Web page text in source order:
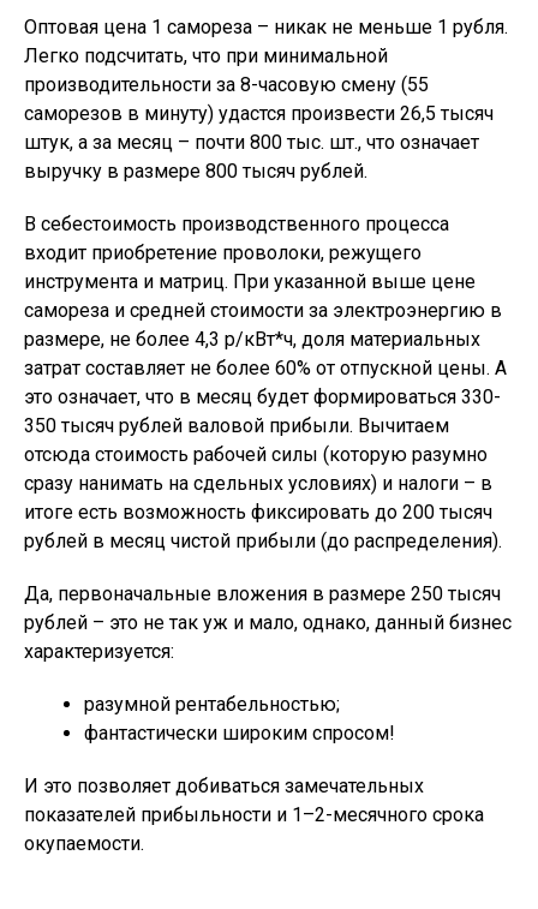
Оптовая цена 1 самореза – никак не меньше 1 рубля.
Легко подсчитать, что при минимальной
производительности за 8-часовую смену (55
саморезов в минуту) удастся произвести 26,5 тысяч
штук, а за месяц – почти 800 тыс. шт., что означает
выручку в размере 800 тысяч рублей.
В себестоимость производственного процесса
входит приобретение проволоки, режущего
инструмента и матриц. При указанной выше цене
самореза и средней стоимости за электроэнергию в
размере, не более 4,3 р/кВт*ч, доля материальных
затрат составляет не более 60% от отпускной цены. А
это означает, что в месяц будет формироваться 330-
350 тысяч рублей валовой прибыли. Вычитаем
отсюда стоимость рабочей силы (которую разумно
сразу нанимать на сдельных условиях) и налоги – в
итоге есть возможность фиксировать до 200 тысяч
рублей в месяц чистой прибыли (до распределения).
Да, первоначальные вложения в размере 250 тысяч
рублей – это не так уж и мало, однако, данный бизнес
характеризуется:
разумной рентабельностью;
фантастически широким спросом!
И это позволяет добиваться замечательных
показателей прибыльности и 1–2-месячного срока
окупаемости.